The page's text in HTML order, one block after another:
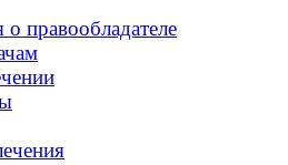
правообладателе